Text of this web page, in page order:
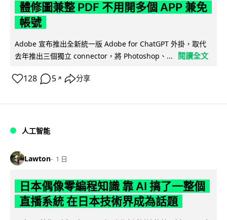
體修圖兼整 PDF 不用開多個 APP 兼免
帳號
Adobe 宣布推出全新統一版 Adobe for ChatGPT 外掛，取代
去年推出三個獨立 connector，將 Photoshop、...
閱讀全文
128 5 ↗ 分享
人工智能
Lawton 1 日
日本偶像零編程知識 靠 AI 搞了一整個
直播系統 在日本技術界成為話題